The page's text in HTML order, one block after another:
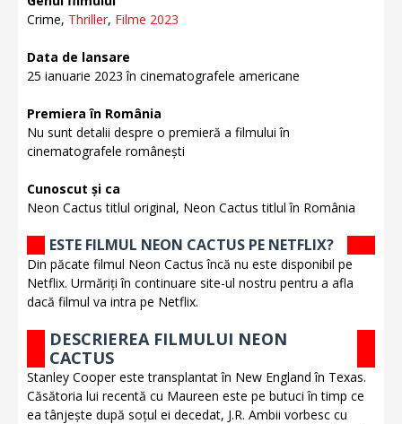
Crime, Thriller, Filme 2023
Data de lansare
25 ianuarie 2023 în cinematografele americane
Premiera în România
Nu sunt detalii despre o premieră a filmului în
cinematografele românești
Cunoscut și ca
Neon Cactus titlul original, Neon Cactus titlul în România
ESTE FILMUL NEON CACTUS PE NETFLIX?
Din păcate filmul Neon Cactus încă nu este disponibil pe
Netflix. Urmăriți în continuare site-ul nostru pentru a afla
dacă filmul va intra pe Netflix.
DESCRIEREA FILMULUI NEON
CACTUS
Stanley Cooper este transplantat în New England în Texas.
Căsătoria lui recentă cu Maureen este pe butuci în timp ce
ea tânjește după soțul ei decedat, J.R. Ambii vorbesc cu